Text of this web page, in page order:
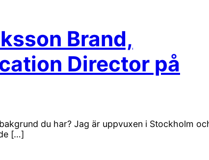
Brand,
Director på
du har? Jag är uppvuxen i Stockholm
[…]